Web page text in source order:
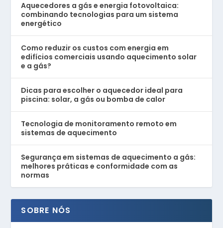
Aquecedores a gás e energia fotovoltaica:
combinando tecnologias para um sistema
energético
Como reduzir os custos com energia em
edifícios comerciais usando aquecimento solar
e a gás?
Dicas para escolher o aquecedor ideal para
piscina: solar, a gás ou bomba de calor
Tecnologia de monitoramento remoto em
sistemas de aquecimento
Segurança em sistemas de aquecimento a gás:
melhores práticas e conformidade com as
normas
SOBRE NÓS